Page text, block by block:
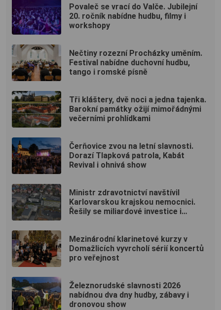
Povaleč se vrací do Valče. Jubilejní
20. ročník nabídne hudbu, filmy i
workshopy
Nečtiny rozezní Procházky uměním.
Festival nabídne duchovní hudbu,
tango i romské písně
Tři kláštery, dvě noci a jedna tajenka.
Barokní památky ožijí mimořádnými
večerními prohlídkami
Čerňovice zvou na letní slavnosti.
Dorazí Tlapková patrola, Kabát
Revival i ohnivá show
Ministr zdravotnictví navštívil
Karlovarskou krajskou nemocnici.
Řešily se miliardové investice i
Mezinárodní klarinetové kurzy v
Domažlicích vyvrcholí sérií koncertů
pro veřejnost
Železnorudské slavnosti 2026
nabídnou dva dny hudby, zábavy i
dronovou show